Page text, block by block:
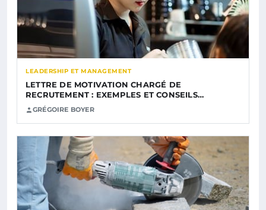
LEADERSHIP ET MANAGEMENT
LETTRE DE MOTIVATION CHARGÉ DE
RECRUTEMENT : EXEMPLES ET CONSEILS…
GRÉGOIRE BOYER